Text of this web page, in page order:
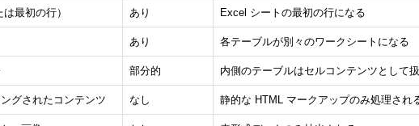
最初の行） あり Excel シートの最初の行になる
あり 各テーブルが別々のワークシートになる
部分的 内側のテーブルはセルコンテンツとして
グされたコンテンツ なし 静的な HTML マークアップのみ処理され